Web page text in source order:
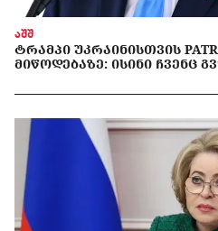
აშშ
ᲢᲠᲐᲛᲞᲘ ᲣᲙᲠᲐᲘᲜᲘᲡᲗᲕᲘᲡ
ᲛᲘᲬᲝᲓᲔᲑᲐᲖᲔ: ᲘᲡᲘᲜᲘ ᲩᲕᲔᲜᲪ